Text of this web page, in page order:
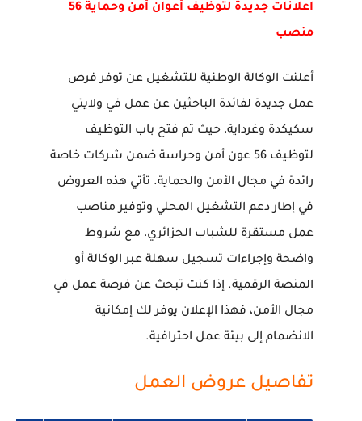
اعلانات جديدة لتوظيف أعوان أمن وحماية 56
منصب
أعلنت الوكالة الوطنية للتشغيل عن توفر فرص
عمل جديدة لفائدة الباحثين عن عمل في ولايتي
سكيكدة وغرداية، حيث تم فتح باب التوظيف
لتوظيف 56 عون أمن وحراسة ضمن شركات خاصة
رائدة في مجال الأمن والحماية. تأتي هذه العروض
في إطار دعم التشغيل المحلي وتوفير مناصب
عمل مستقرة للشباب الجزائري، مع شروط
واضحة وإجراءات تسجيل سهلة عبر الوكالة أو
المنصة الرقمية. إذا كنت تبحث عن فرصة عمل في
مجال الأمن، فهذا الإعلان يوفر لك إمكانية
الانضمام إلى بيئة عمل احترافية.
تفاصيل عروض العمل